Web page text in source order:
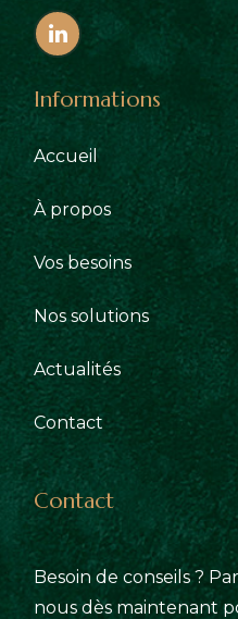
Informations
Accueil
À propos
Vos besoins
Nos solutions
Actualités
Contact
Contact
Besoin de conseils ?
nous dès maintenant